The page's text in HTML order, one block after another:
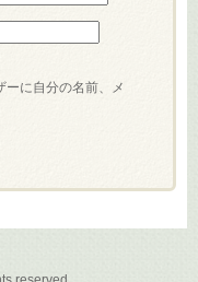
ーに自分の名前、メ